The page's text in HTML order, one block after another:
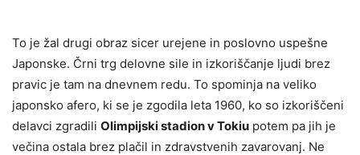
To je žal drugi obraz sicer urejene in poslovno uspešne
Japonske. Črni trg delovne sile in izkoriščanje ljudi brez
pravic je tam na dnevnem redu. To spominja na veliko
japonsko afero, ki se je zgodila leta 1960, ko so izkoriščeni
delavci zgradili Olimpijski stadion v Tokiu potem pa jih je
večina ostala brez plačil in zdravstvenih zavarovanj. Ne